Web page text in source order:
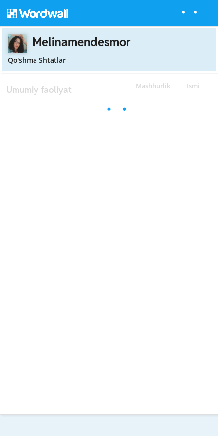
Melinamendesmor
Qo'shma Shtatlar
Mashhurlik Ismi
Umumiy faoliyat